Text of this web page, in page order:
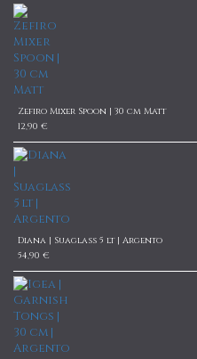
Zefiro Mixer Spoon | 30 cm Matt
12,90 €
Diana | Suaglass 5 lt | Argento
54,90 €